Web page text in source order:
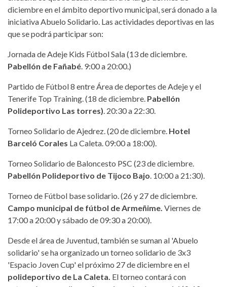
diciembre en el ámbito deportivo municipal, será donado a la
iniciativa Abuelo Solidario. Las actividades deportivas en las
que se podrá participar son:
Jornada de Adeje Kids Fútbol Sala (13 de diciembre.
Pabellón de Fañabé. 9:00 a 20:00.)
Partido de Fútbol 8 entre Área de deportes de Adeje y el
Tenerife Top Training. (18 de diciembre. Pabellón
Polideportivo Las torres). 20:30 a 22:30.
Torneo Solidario de Ajedrez. (20 de diciembre. Hotel
Barceló Corales La Caleta. 09:00 a 18:00).
Torneo Solidario de Baloncesto PSC (23 de diciembre.
Pabellón Polideportivo de Tijoco Bajo. 10:00 a 21:30).
Torneo de Fútbol base solidario. (26 y 27 de diciembre.
Campo municipal de fútbol de Armeñime. Viernes de
17:00 a 20:00 y sábado de 09:30 a 20:00).
Desde el área de Juventud, también se suman al 'Abuelo
solidario' se ha organizado un torneo solidario de 3x3
'Espacio Joven Cup' el próximo 27 de diciembre en el
polideportivo de La Caleta. El torneo contará con